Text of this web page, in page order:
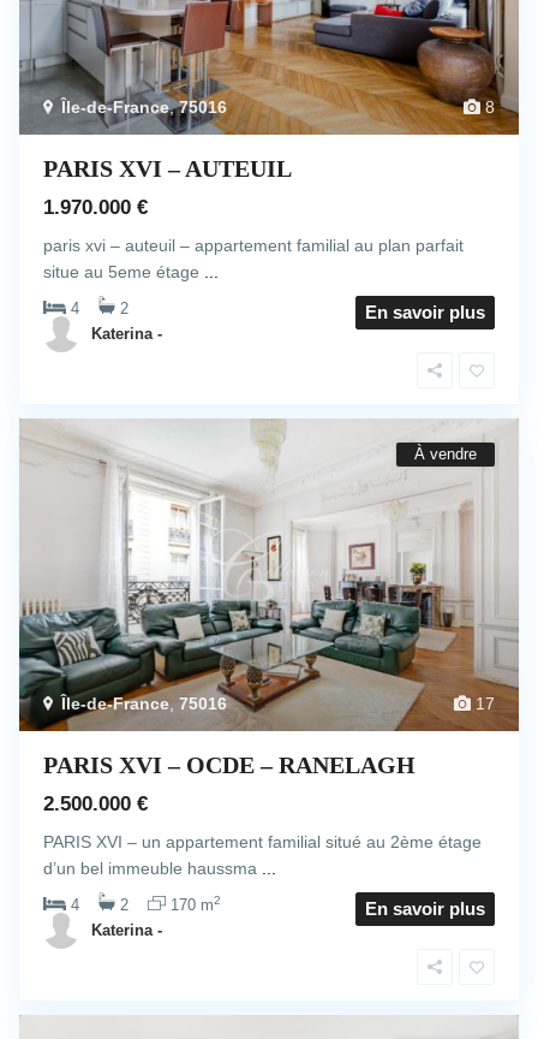
8
Île-de-France,75016
PARIS XVI – AUTEUIL
1.970.000 €
paris xvi – auteuil – appartement familial au plan parfait
situe au 5eme étage
4 2 En savoir plus
Katerina -
17
Île-de-France 75016
À vendre
PARIS XVI – OCDE – RANELAGH
2.500.000 €
PARIS XVI – un appartement familial situé au 2ème étage
d’un bel immeuble haussma
4 2 170 m2 En savoir plus
Katerina -